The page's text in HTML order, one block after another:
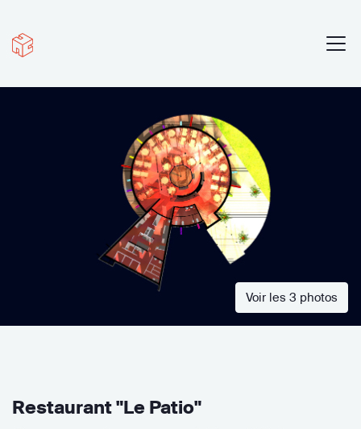
Voir les 3 photos
Restaurant "Le Patio"